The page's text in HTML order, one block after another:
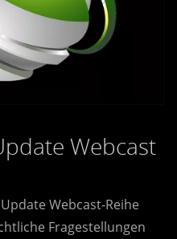
Webcast
Webcast-Reihe
Fragestellungen